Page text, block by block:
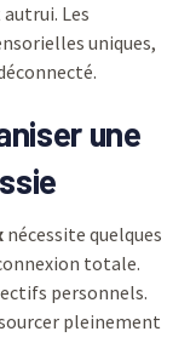
Les
uniques,
une
nécessite quelques
totale.
personnels.
pleinement